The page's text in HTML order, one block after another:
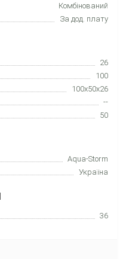
Комбінований
За дод. плату
26
100
100x50x26
--
50
Aqua-Storm
Україна
36